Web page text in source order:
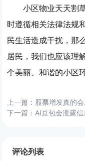
小区物业天天割
时遵循相关法律法规
民生活造成干扰，那
居民，我们也应该理
个美丽、和谐的小区环
上一篇： 股票增发真的
下一篇： AI豆包会泄露
评论列表